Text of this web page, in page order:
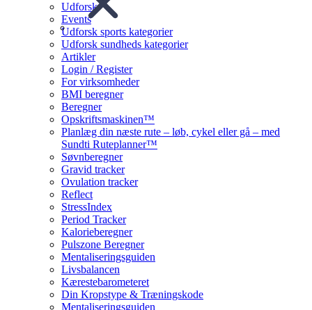
Udforsk
Events
Udforsk sports kategorier
Udforsk sundheds kategorier
Artikler
Login / Register
For virksomheder
BMI beregner
Beregner
Opskriftsmaskinen™
Planlæg din næste rute – løb, cykel eller gå – med
Sundti Ruteplanner™
Søvnberegner
Gravid tracker
Ovulation tracker
Reflect
StressIndex
Period Tracker
Kalorieberegner
Pulszone Beregner
Mentaliseringsguiden
Livsbalancen
Kærestebarometeret
Din Kropstype & Træningskode
Mentaliseringsguiden